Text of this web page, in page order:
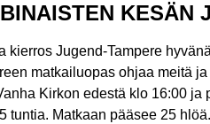
KESÄN
kierros Jugend-Tampere
matkailuopas ohjaa meitä
Kirkon edestä klo 16:00 ja
tuntia. Matkaan pääsee 25